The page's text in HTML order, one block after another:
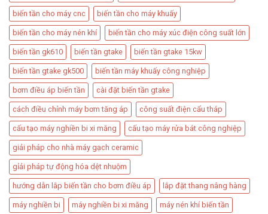
biến tần cho máy cnc biến tần cho máy khuấy
biến tần cho máy nén khí biến tần cho máy xúc điện công suất lớn
biến tần gk610 biến tần gtake biến tần gtake 15kw
biến tần gtake gk500 biến tần máy khuấy công nghiệp
bơm điều áp biến tần​ cài đặt biến tần gtake
cách điều chỉnh máy bơm tăng áp​ công suất điện cẩu tháp​
cấu tạo máy nghiền bi xi măng cấu tạo máy rửa bát công nghiệp
giải pháp cho nhà máy gạch ceramic
gỉải pháp tự động hóa dệt nhuộm
hướng dẫn lắp biến tần cho bơm điều áp lắp đặt thang nâng hàng​
máy nghiền bi máy nghiền bi xi măng máy nén khí biến tần